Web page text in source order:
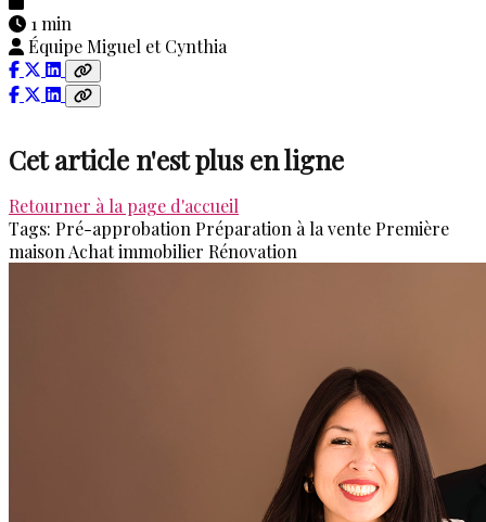
1 min
Équipe Miguel et Cynthia
Cet article n'est plus en ligne
Retourner à la page d'accueil
Tags: Pré-approbation Préparation à la vente Première
maison Achat immobilier Rénovation